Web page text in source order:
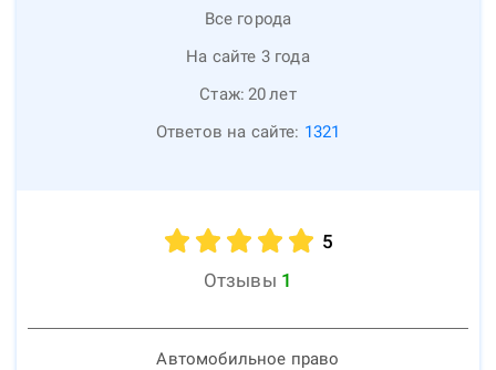
Все города
На сайте 3 года
Стаж: 20лет
Ответов на сайте: 1321
5
Отзывы 1
Автомобильное право